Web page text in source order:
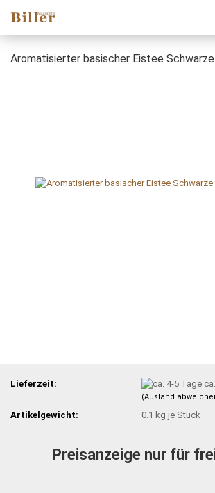
Aromatisierter basischer Eistee
Lieferzeit:
(Ausland
Artikelgewicht: 0.1 kg je Stück
Preisanzeige nur für